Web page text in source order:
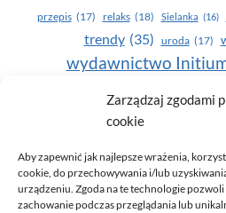
Zarządzaj zgodami
cookie
Aby zapewnić jak najlepsze wrażenia,
cookie, do przechowywania i/lub
urządzeniu. Zgoda na te technologie
zachowanie podczas przeglądania lub
przepis (17) relaks (18) Sielanka (16)
trendy (35) uroda (17)
wydawnictwo
Yasumi(164)
zdrowie